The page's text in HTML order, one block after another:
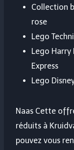
Collection
rose
Lego
Lego
Express
Lego
Naas Cette
réduits à
pouvez vous